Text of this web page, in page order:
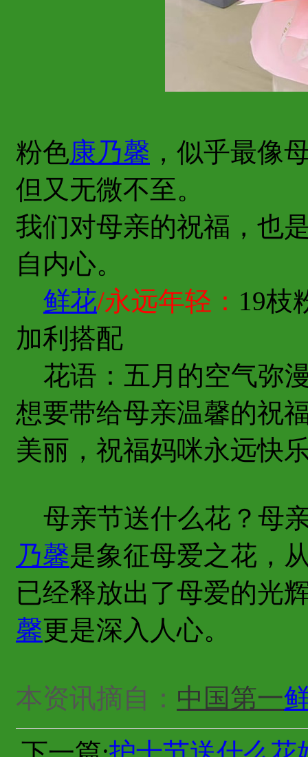
粉色康乃馨 ，似乎最像
但又无微不至。
我们对母亲的祝福，也
自内心。
鲜花/永远年轻： 19枝
加利搭配
花语：五月的空气弥
想要带给母亲温馨的祝
美丽，祝福妈咪永远
母亲节送什么花？母
乃馨是象征母爱之花，
已经释放出了母爱的光
馨更是深入人心。
本资讯摘自： 中国第一